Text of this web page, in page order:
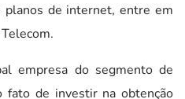
planos de internet, entre em
empresa do segmento de
fato de investir na obtenção